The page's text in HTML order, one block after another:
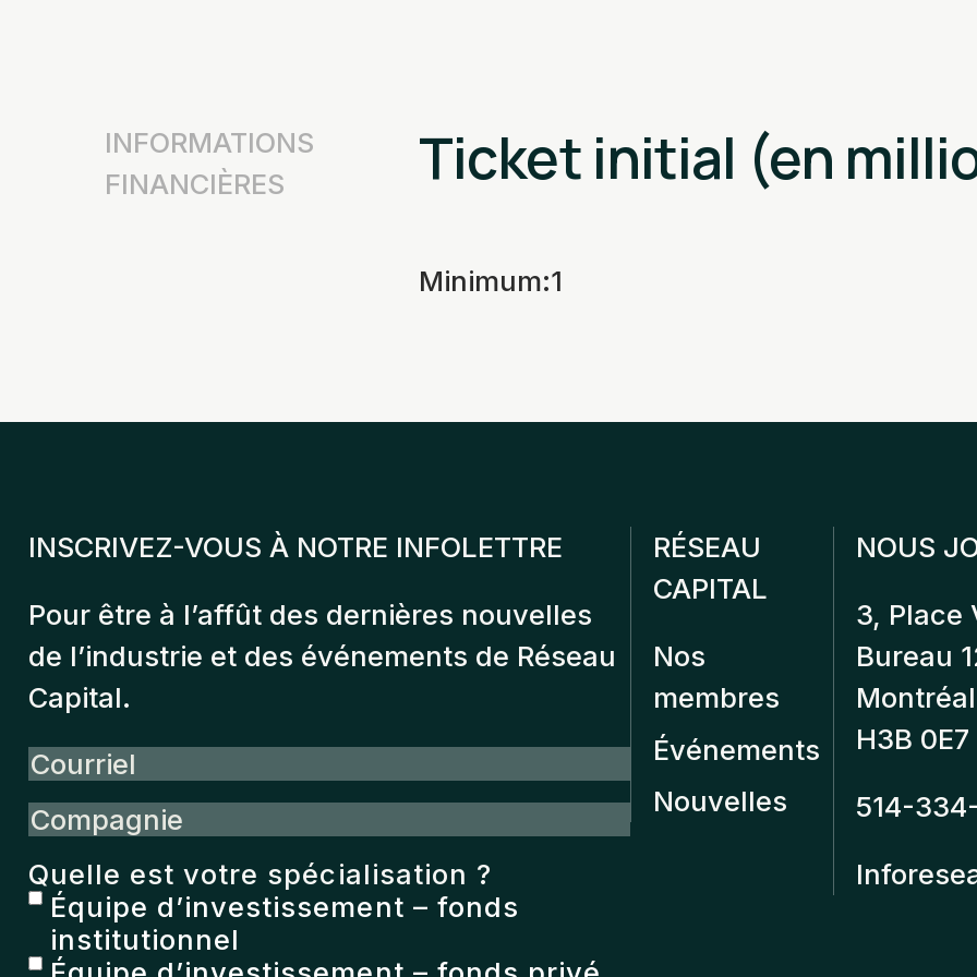
INFORMATIONS
FINANCIÈRES
Ticket initial (en
Minimum:1
INSCRIVEZ-VOUS À NOTRE INFOLETTRE
Pour être à l’affût des dernières nouvelles
de l’industrie et des événements de Réseau
Capital.
Courriel
Compagnie
Quelle est votre spécialisation ?
Équipe d’investissement – fonds
institutionnel
RÉSEAU
CAPITAL
Nos
membres
Événements
Nouvelles
NOUS
3, Place
Bureau
H3B 0E7
514-